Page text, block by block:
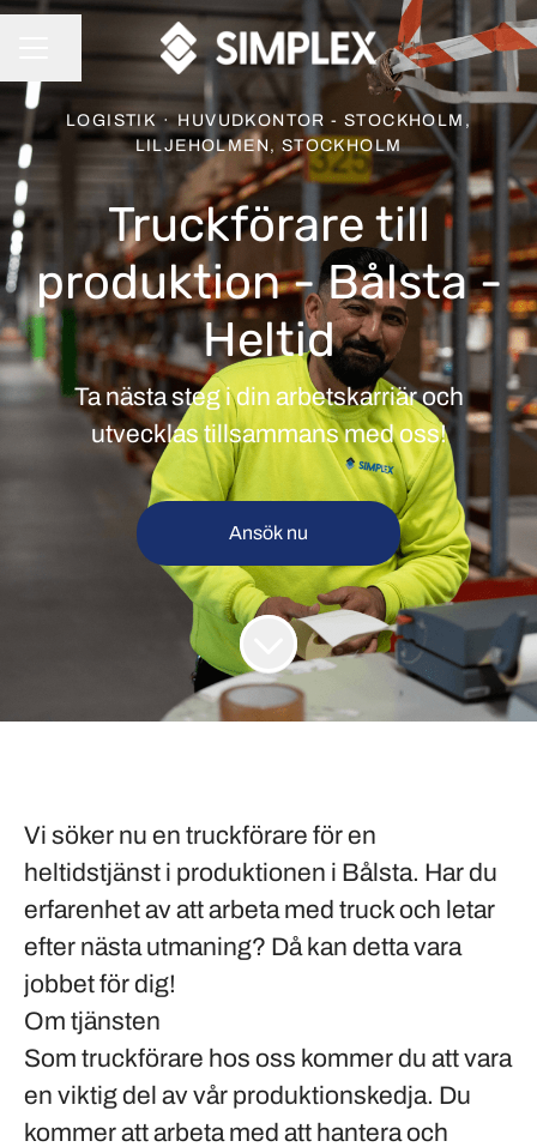
KARRIÄRMENY
Dela sidan
LOGISTIK ·
HUVUDKONTOR - STOCKHOLM,
LILJEHOLMEN, STOCKHOLM
Truckförare till
produktion - Bålsta -
Heltid
Ta nästa steg i din arbetskarriär och
utvecklas tillsammans med oss!
Ansök nu
Vi söker nu en truckförare för en
heltidstjänst i produktionen i Bålsta. Har du
erfarenhet av att arbeta med truck och letar
efter nästa utmaning? Då kan detta vara
jobbet för dig!
Om tjänsten
Som truckförare hos oss kommer du att vara
en viktig del av vår produktionskedja. Du
kommer att arbeta med att hantera och